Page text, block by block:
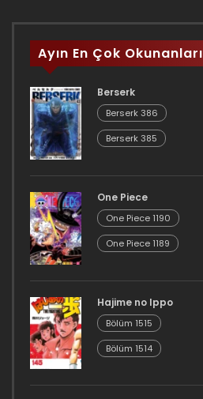
Ayın En Çok Okunanları
Berserk
Berserk 386
Berserk 385
One Piece
One Piece 1190
One Piece 1189
Hajime no Ippo
Bölüm 1515
Bölüm 1514